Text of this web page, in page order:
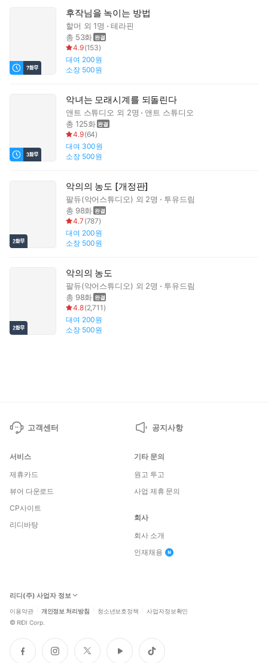
후작님을 녹이는 방법
할머 외 1명
테라핀
총 53화
4.9(153)
대여 200원
소장 500원
악녀는 모래시계를 되돌린다
앤트 스튜디오 외 2명
앤트 스튜디오
총 125화
4.9(64)
대여 300원
소장 500원
악의의 농도 [개정판]
팔듀(악어스튜디오) 외 2명
투유드림
총 98화
4.7 (787)
대여 200원
소장 500원
악의의 농도
팔듀(악어스튜디오) 외 2명
투유드림
총 98화
4.8(2,711 )
대여 200원
소장 500원
고객센터 공지사항
서비스
제휴카드
뷰어 다운로드
CP사이트
리디바탕
기타 문의
원고 투고
사업 제휴 문의
회사
회사 소개
인재채용
리디(주) 사업자 정보
이용약관 개인정보 처리방침 청소년보호정책 사업자정보확인
© RIDI Corp.
페
인
트
유
틱